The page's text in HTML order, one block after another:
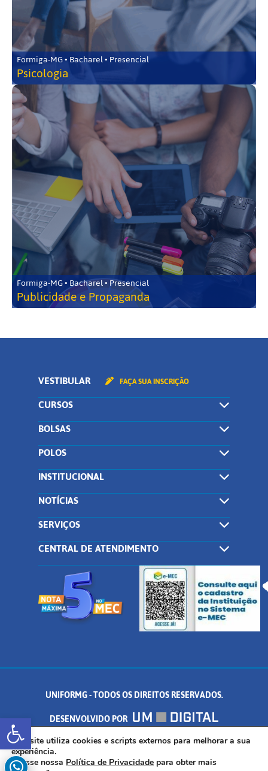
Abrir a barra de ferramentas
Formiga-MG • Bacharel • Presencial
Psicologia
Formiga-MG • Bacharel • Presencial
Publicidade e Propaganda
VESTIBULAR FAÇA SUA INSCRIÇÃO
CURSOS
BOLSAS
POLOS
INSTITUCIONAL
NOTÍCIAS
SERVIÇOS
CENTRAL DE ATENDIMENTO
UNIFORMG - TODOS OS DIREITOS RESERVADOS.
DESENVOLVIDO POR
AV. DR. ARNALDO DE SENNA, 328 - PALMEIRAS, FORMIGA/MG - CEP:
35.574.530
Este site utiliza cookies e scripts externos para melhorar a sua
experiência.
Acesse nossa Política de Privacidade para obter mais